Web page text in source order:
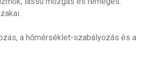
a hőmérséklet-szabályozás és a